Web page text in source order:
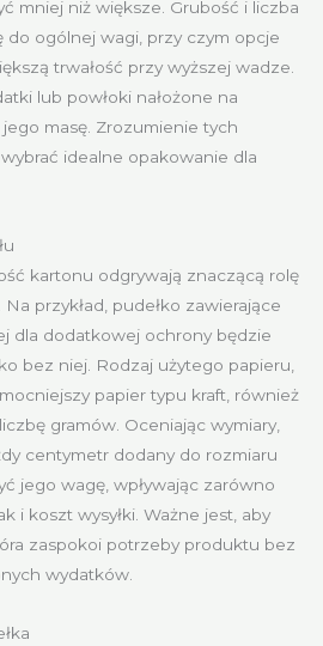
mniej niż większe. Grubość i liczba
do ogólnej wagi, przy czym opcje
trwałość przy wyższej wadze.
lub powłoki nałożone na
masę. Zrozumienie tych
idealne opakowanie dla
kartonu odgrywają znaczącą rolę
przykład, pudełko zawierające
dla dodatkowej ochrony będzie
bez niej. Rodzaj użytego papieru,
papier typu kraft, również
gramów. Oceniając wymiary,
centymetr dodany do rozmiaru
jego wagę, wpływając zarówno
i koszt wysyłki. Ważne jest, aby
zaspokoi potrzeby produktu bez
wydatków.